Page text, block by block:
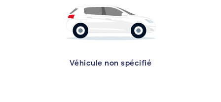
Véhicule non spécifié